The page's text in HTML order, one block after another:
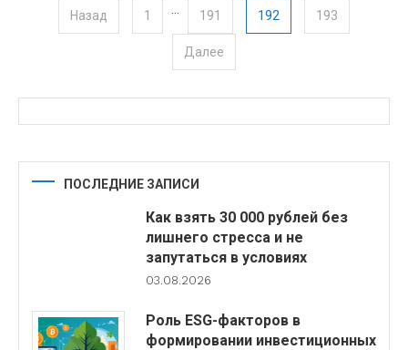
Пагинация записей
Назад 1 … 191 192 193
Далее
ПОСЛЕДНИЕ ЗАПИСИ
Как взять 30 000 рублей без
лишнего стресса и не
запутаться в условиях
03.08.2026
Роль ESG-факторов в
формировании инвестиционных